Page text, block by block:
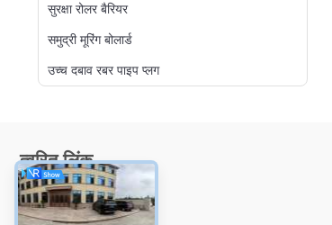
सुरक्षा रोलर बैरियर
समुद्री मूरिंग बोलार्ड
उच्च दबाव रबर पाइप प्लग
त्वरित लिंक
घर